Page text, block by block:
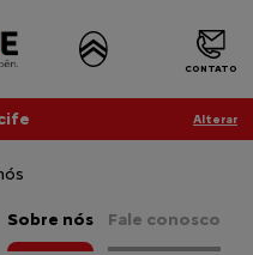
CONTATO
Alterar
Sobre nós Fale conosco